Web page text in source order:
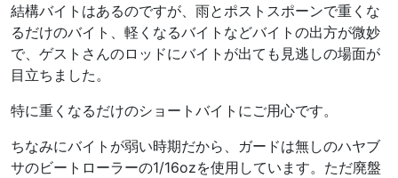
結構バイトはあるのですが、雨とポストスポーンで重くな
るだけのバイト、軽くなるバイトなどバイトの出方が微妙
で、ゲストさんのロッドにバイトが出ても見逃しの場面が
目立ちました。
特に重くなるだけのショートバイトにご用心です。
ちなみにバイトが弱い時期だから、ガードは無しのハヤブ
サのビートローラーの1/16ozを使用しています。ただ廃盤